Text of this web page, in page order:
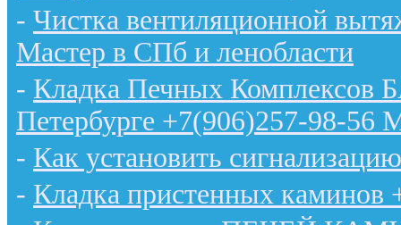
- Чистка вентиляционной
Мастер в СПб и ленобласти
- Кладка Печных Комплексов
Петербурге +7(906)257-98-56
- Как установить
- Кладка пристенных каминов